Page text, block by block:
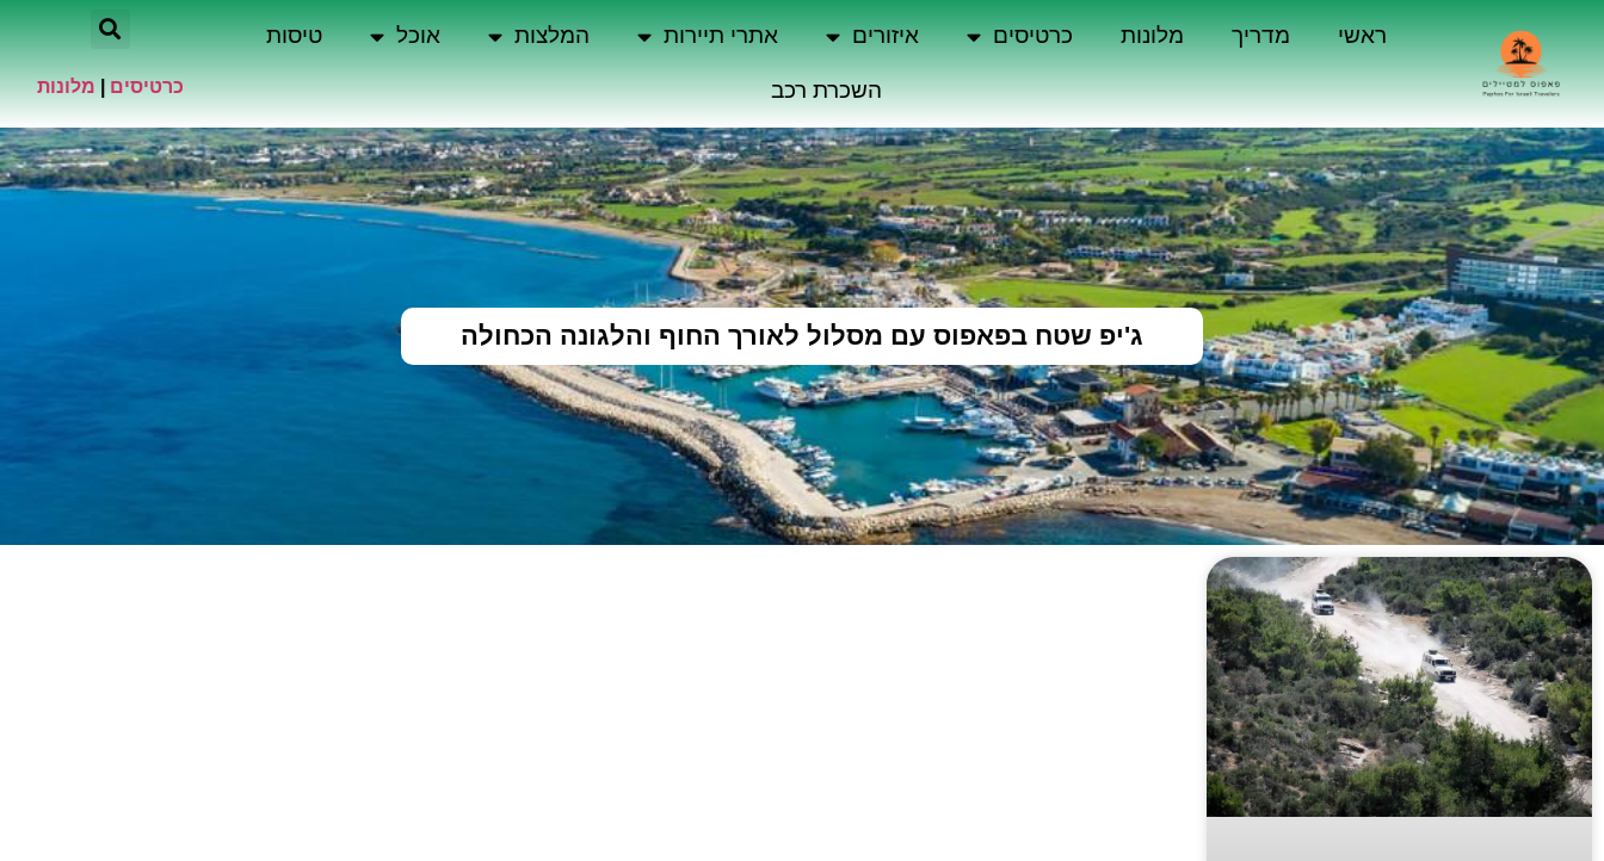
ראשי מדריך מלונות כרטיסים איזורים אתרי תיירות המלצות אוכל טיסות
השכרת רכב כרטיסים מלונות
ג'יפ שטח בפאפוס עם מסלול לאורך החוף והלגונה הכחולה